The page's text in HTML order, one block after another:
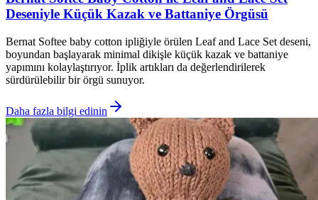
Deseniyle Küçük Kazak ve Battaniye Örgüsü
Bernat Softee baby cotton ipliğiyle örülen Leaf and Lace Set deseni,
boyundan başlayarak minimal dikişle küçük kazak ve battaniye
yapımını kolaylaştırıyor. İplik artıkları da değerlendirilerek
sürdürülebilir bir örgü sunuyor.
Daha fazla bilgi edinin